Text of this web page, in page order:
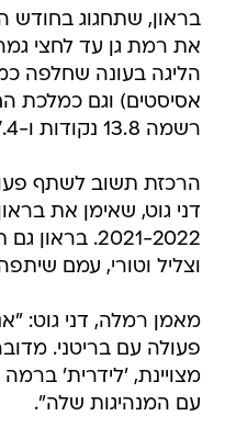
את רמת גן עד לחצי
רשמה 13.8 נקודות ו-7.4 ריבאונדים.
הרכזת תשוב לשתף
דני גוט, שאימן את
2021-2022.
וצליל וטורי, עמם
מאמן רמלה, דני גוט:
פעולה עם בריטני.
מצויינת, 'לידרית'
עם המנהיגות שלה".